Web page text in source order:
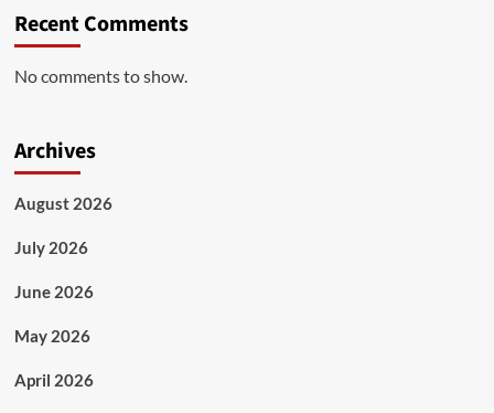
Recent Comments
No comments to show.
Archives
August 2026
July 2026
June 2026
May 2026
April 2026